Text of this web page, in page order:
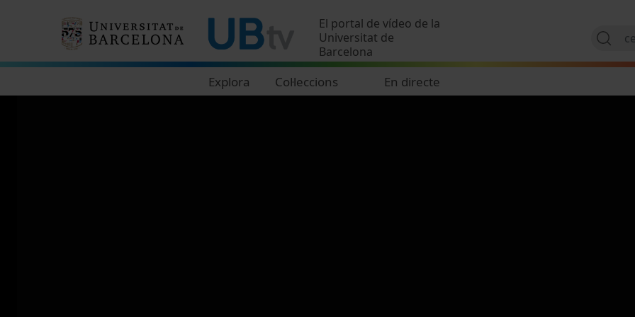
El portal de vídeo de la
Universitat de
Barcelona
Explora Col·leccions En directe